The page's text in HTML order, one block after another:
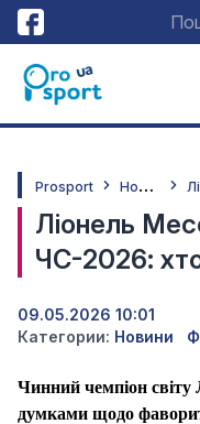
Prosport Н
овини
Ліонель
ЧС-2026:
09.05.2026 10:01
Категории: Новини
Чинний чемпіон світу
думками щодо